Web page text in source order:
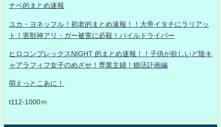
ナベ的まとめ速報
ユカ・ヨネッフル！初老的まとめ速報！！大帝イタチにラリアッ
ト！害獣神アリ・ガー被害に必殺！パイルドライバー
ヒロコンプレックスNIGHT 的まとめ速報！！子供が欲しいど陰キ
ャアラフィフ女子のめざせ！専業主婦！婚活計画編
萌えっとこあに！
t112-1000ｍ